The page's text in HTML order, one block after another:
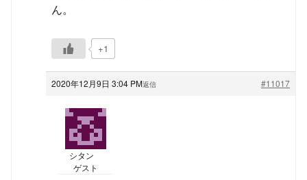
ん。
+1
2020年12月9日 3:04 PM #11017
返信
シタン
ゲスト